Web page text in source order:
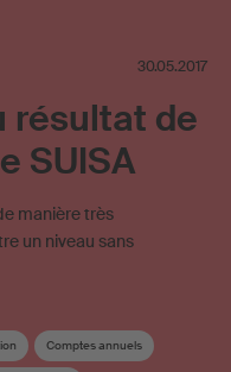
30.05.2017
résultat de
SUISA
manière très
un niveau sans
Comptes annuels